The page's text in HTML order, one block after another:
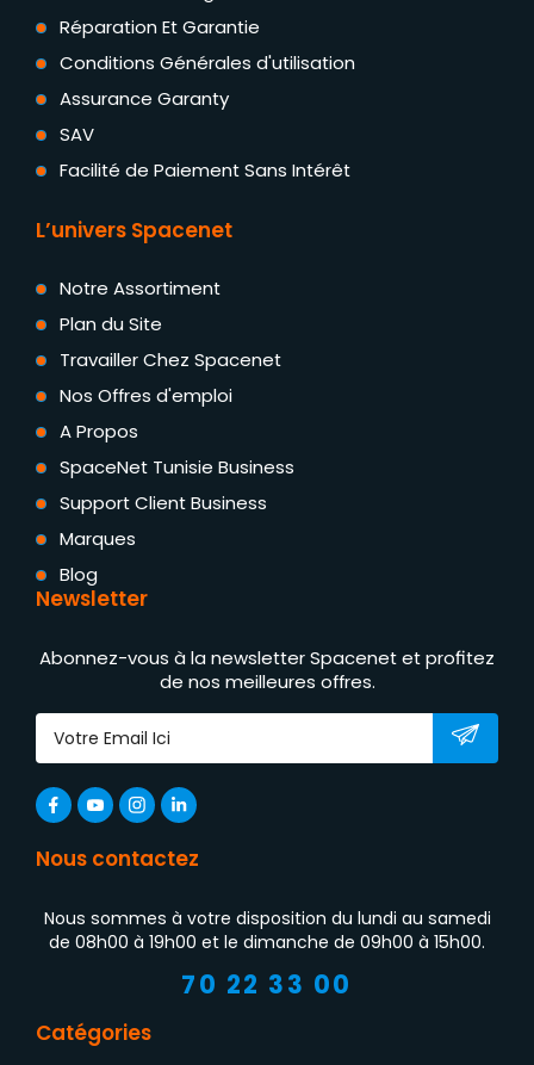
Réparation Et Garantie
Conditions Générales d'utilisation
Assurance Garanty
SAV
Facilité de Paiement Sans Intérêt
L’univers Spacenet
Notre Assortiment
Plan du Site
Travailler Chez Spacenet
Nos Offres d'emploi
A Propos
SpaceNet Tunisie Business
Support Client Business
Marques
Blog
Newsletter
Abonnez-vous à la newsletter Spacenet et profitez
de nos meilleures offres.
Nous contactez
Nous sommes à votre disposition du lundi au samedi
de 08h00 à 19h00 et le dimanche de 09h00 à 15h00.
70 22 33 00
Catégories